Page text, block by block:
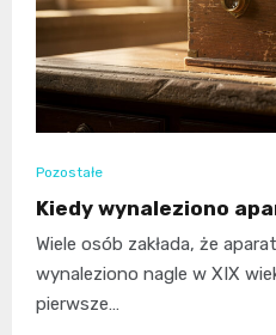
Pozostałe
Kiedy wynaleziono
Wiele osób zakłada, że
wynaleziono nagle w XIX
pierwsze…